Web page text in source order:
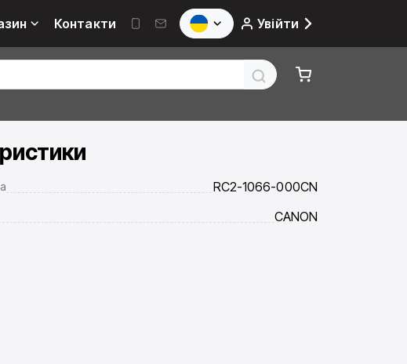
Контакти Увійти
RC2-1066-000CN
CANON